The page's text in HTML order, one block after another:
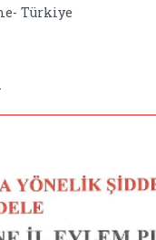
Türkiye